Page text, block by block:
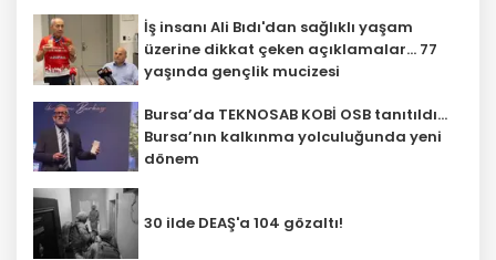
İş insanı Ali Bıdı'dan sağlıklı yaşam
üzerine dikkat çeken açıklamalar... 77
yaşında gençlik mucizesi
Bursa’da TEKNOSAB KOBİ OSB tanıtıldı...
Bursa’nın kalkınma yolculuğunda yeni
dönem
30 ilde DEAŞ'a 104 gözaltı!